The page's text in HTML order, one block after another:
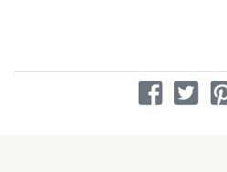
分
分享到分享到分